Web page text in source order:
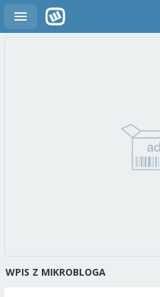
WPIS Z MIKROBLOGA